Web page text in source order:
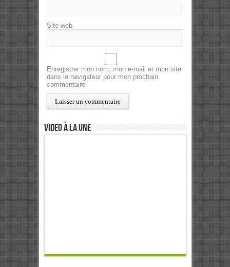
Site web
Enregistrer mon nom, mon e-mail et mon site
dans le navigateur pour mon prochain
commentaire.
Video à la Une